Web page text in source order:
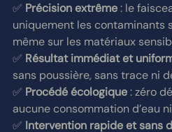
✅ Précision extrême : le
uniquement les contaminants
même sur les matériaux
✅ Résultat immédiat et
sans poussière, sans trace ni
✅ Procédé écologique : zéro
aucune consommation d’eau
✅ Intervention rapide et sans